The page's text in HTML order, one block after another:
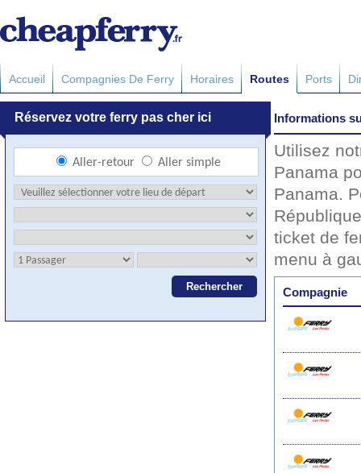
Accueil Compagnies De Ferry Horaires Routes Ports
Informations
Utilisez
Panama
Panama.
ticket de
menu à
Compagnie